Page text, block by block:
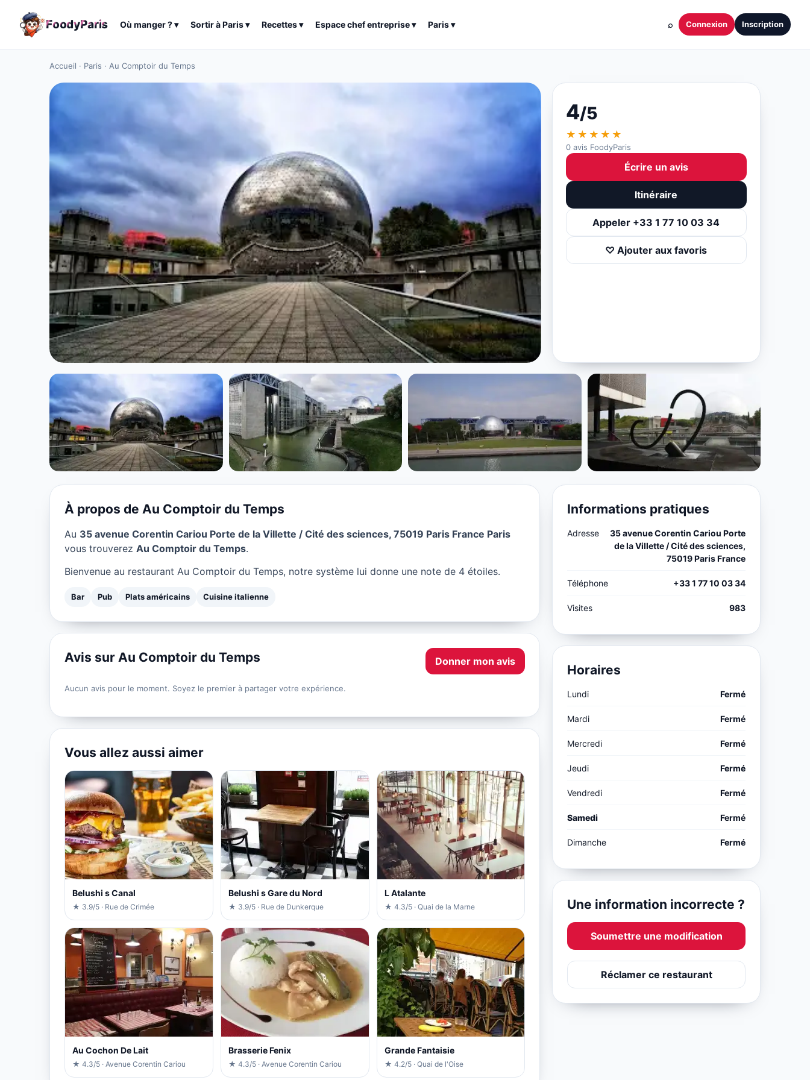
FoodyParis Où manger ?▾ Sortir àParis▾ Recettes▾ Espace chef entreprise▾ Paris▾ ⌕ Connexion Inscription
Accueil · Paris · Au Comptoir du Temps
BAR
Au Comptoir du Temps à Paris
★ 4/5
4/5
★★★★★
0 avis FoodyParis
Écrire un avis
Itinéraire
Appeler +33 1 77 10 03 34
♡ Ajouter aux favoris
À propos de Au Comptoir du Temps
Au 35 avenue Corentin Cariou Porte de la Villette / Cité des sciences, 75019 Paris France Paris
vous trouverez Au Comptoir du Temps.
Bienvenue au restaurant Au Comptoir du Temps, notre système lui donne une note de 4 étoiles.
Bar Pub Plats américains Cuisine italienne
Avis sur Au Comptoir du Temps Donner mon avis
Aucun avis pour le moment. Soyez le premier à partager votre expérience.
Vous allez aussi aimer
Belushi s Canal
★ 3.9/5 · Rue de Crimée
Belushi s Gare du Nord
★ 3.9/5 · Rue de Dunkerque
L Atalante
★ 4.3/5 · Quai de la Marne
Au Cochon De Lait
★ 4.3/5 · Avenue Corentin Cariou
Brasserie Fenix
★ 4.3/5 · Avenue Corentin Cariou
Grande Fantaisie
★ 4.2/5 · Quai de l'Oise
Informations pratiques
Adresse
35 avenue Corentin Cariou Porte
de la Villette / Cité des sciences,
75019 Paris France
Téléphone +33 1 77 10 03 34
Visites 983
Horaires
Lundi Fermé
Mardi Fermé
Mercredi Fermé
Jeudi Fermé
Vendredi Fermé
Samedi Fermé
Dimanche Fermé
Une information incorrecte ?
Soumettre une modification
Réclamer ce restaurant